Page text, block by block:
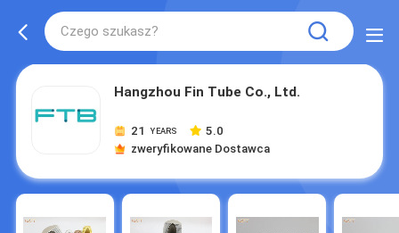
Hangzhou Fin Tube Co., Ltd.
21 YEARS
5.0
zweryfikowane Dostawca